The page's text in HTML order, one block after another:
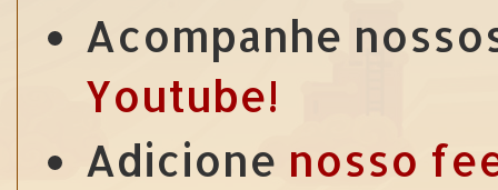
Acompanhe
Youtube!
Adicione nosso